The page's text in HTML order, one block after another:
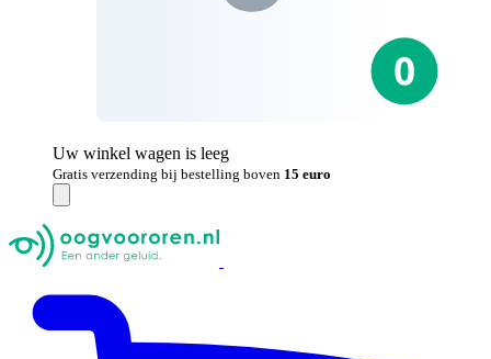
Uw winkel wagen is leeg
Gratis verzending bij bestelling boven 15 euro